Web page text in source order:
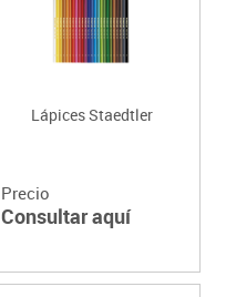
Lápices Staedtler
Precio
Consultar aquí